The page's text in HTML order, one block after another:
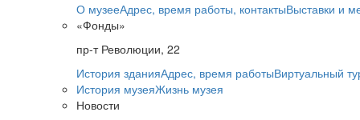
О музееАдрес, время работы, контактыВыставки и
«Фонды»
пр-т Революции, 22
История зданияАдрес, время работыВиртуальный
История музеяЖизнь музея
Новости